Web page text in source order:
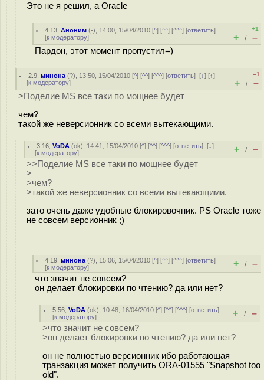
Это не я решил, а Oracle
4.13 ,Аноним (-), 14:00, 15/04/2010 [^] [^^] [^^^] [ответить]
[к модератору]
+1
+ / –
Пардон, этот момент пропустил=)
2.9 ,минона (?), 13:50, 15/04/2010 [^] [^^] [^^^] [ответить][↓] [↑]
[к модератору]
–1
+ / –
>Поделие MS все таки по мощнее будет
чем?
такой же неверсионник со всеми вытекающими.
3.16 ,VoDA (ok), 14:41, 15/04/2010 [^] [^^] [^^^] [ответить][↓]
[к модератору] + / –
>>Поделие MS все таки по мощнее будет
>
>чем?
>такой же неверсионник со всеми вытекающими.
зато очень даже удобные блокировочник. PS Oracle тоже
не совсем версионник ;)
4.19 ,минона (?), 15:06, 15/04/2010 [^] [^^] [^^^] [ответить]
[к модератору] + / –
что значит не совсем?
он делает блокировки по чтению? да или нет?
5.56 ,VoDA (ok), 10:48, 16/04/2010 [^] [^^] [^^^] [ответить]
[к модератору] + / –
>что значит не совсем?
>он делает блокировки по чтению? да или нет?
он не полностью версионник ибо работающая
транзакция может получить ORA-01555 "Snapshot too
old".